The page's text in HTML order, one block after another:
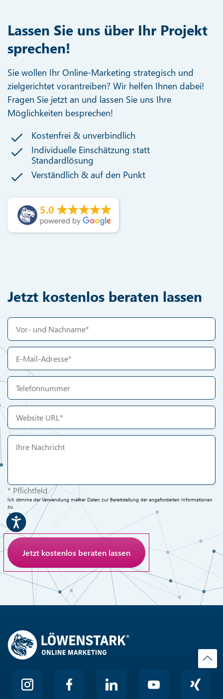
Lassen Sie uns über Ihr Projekt
sprechen!
Sie wollen Ihr Online-Marketing strategisch und
zielgerichtet vorantreiben? Wir helfen Ihnen dabei!
Fragen Sie jetzt an und lassen Sie uns Ihre
Möglichkeiten besprechen!
Kostenfrei & unverbindlich
Individuelle Einschätzung statt
Standardlösung
Verständlich & auf den Punkt
5.0
Jetzt kostenlos beraten lassen
* Pflichtfeld
Ich stimme der Verwendung meiner Daten zur Bereitstellung der angeforderten Informationen
zu.
Anti-Roboter-Verifizierung
Hier klicken